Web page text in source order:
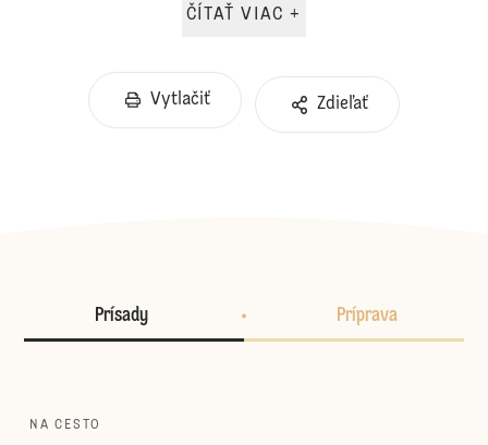
ČÍTAŤ VIAC +
Vytlačiť Zdieľať
Prísady Príprava
NA CESTO